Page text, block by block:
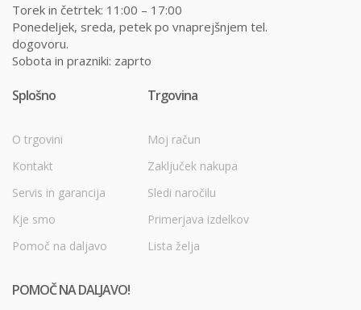
Torek in četrtek: 11:00 – 17:00
Ponedeljek, sreda, petek po vnaprejšnjem tel.
dogovoru.
Sobota in prazniki: zaprto
Splošno
O trgovini
Kontakt
Servis in garancija
Kje smo
Pomoč na daljavo
Trgovina
Moj račun
Zaključek nakupa
Sledi naročilu
Primerjava izdelkov
Lista želja
POMOČ NA DALJAVO!